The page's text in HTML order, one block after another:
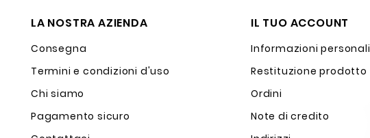
LA NOSTRA AZIENDA
Consegna
Termini e condizioni d'uso
Chi siamo
Pagamento sicuro
IL TUO ACCOUNT
Informazioni personali
Restituzione prodotto
Ordini
Note di credito